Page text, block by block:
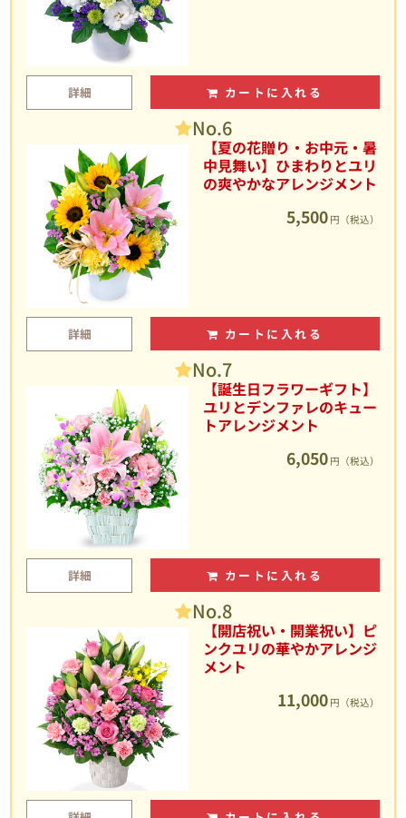
詳細 カートに入れる
No.6
【夏の花贈り・お中元・暑
中見舞い】ひまわりとユリ
の爽やかなアレンジメント
5,500 円（税込）
詳細 カートに入れる
No.7
【誕生日フラワーギフト】
ユリとデンファレのキュー
トアレンジメント
6,050 円（税込）
詳細 カートに入れる
No.8
【開店祝い・開業祝い】ピ
ンクユリの華やかアレンジ
メント
11,000 円（税込）